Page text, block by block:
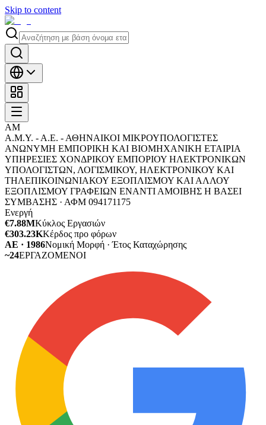
Skip to content
ΑΜ
Α.Μ.Υ. - Α.Ε. - ΑΘΗΝΑΙΚΟΙ ΜΙΚΡΟΥΠΟΛΟΓΙΣΤΕΣ
ΑΝΩΝΥΜΗ ΕΜΠΟΡΙΚΗ ΚAI ΒΙΟΜΗΧΑΝΙΚΗ ΕΤΑΙΡΙΑ
ΥΠΗΡΕΣΙΕΣ ΧΟΝΔΡΙΚΟΥ ΕΜΠΟΡΙΟΥ ΗΛΕΚΤΡΟΝΙΚΩΝ
ΥΠΟΛΟΓΙΣΤΩΝ, ΛΟΓΙΣΜΙΚΟΥ, ΗΛΕΚΤΡΟΝΙΚΟΥ ΚΑΙ
ΤΗΛΕΠΙΚΟΙΝΩΝΙΑΚΟΥ ΕΞΟΠΛΙΣΜΟΥ ΚΑΙ ΑΛΛΟΥ
ΕΞΟΠΛΙΣΜΟΥ ΓΡΑΦΕΙΩΝ ΕΝΑΝΤΙ ΑΜΟΙΒΗΣ Η ΒΑΣΕΙ
ΣΥΜΒΑΣΗΣ · ΑΦΜ 094171175
Ενεργή
€7.88MΚύκλος Εργασιών
€303.23KΚέρδος προ φόρων
ΑΕ · 1986Νομική Μορφή · Έτος Καταχώρησης
~24ΕΡΓΑΖΟΜΕΝΟΙ